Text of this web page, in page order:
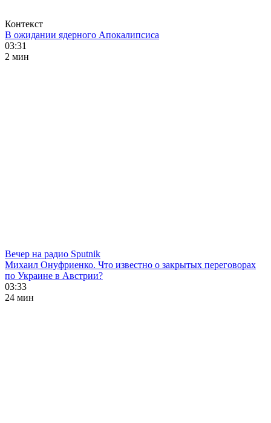
Контекст
В ожидании ядерного Апокалипсиса
03:31
2 мин
Вечер на радио Sputnik
Михаил Онуфриенко. Что известно о закрытых переговорах
по Украине в Австрии?
03:33
24 мин